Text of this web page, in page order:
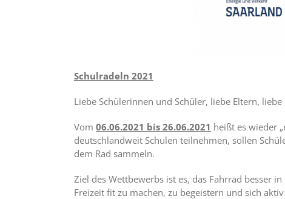
Schulradeln 2021
Liebe Schülerinnen und Schüler, liebe Eltern,
Vom 06.06.2021 bis 26.06.2021 heißt es wieder
deutschlandweit Schulen teilnehmen, sollen
dem Rad sammeln.
Ziel des Wettbewerbs ist es, das Fahrrad besser
Freizeit fit zu machen, zu begeistern und sich